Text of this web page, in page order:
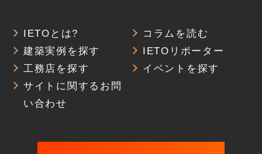
IETOとは?
コラムを読む
建築実例を探す
IETOリポーター
工務店を探す
イベントを探す
サイトに関するお問
い合わせ